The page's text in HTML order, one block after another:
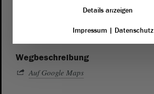
von Sachsen-Anhalt
39104 Magdeburg
Wegbeschreibung
Auf Google Maps
Details anzeigen
Impressum| Datenschutz